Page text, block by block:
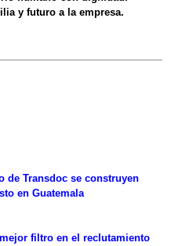
y futuro a la empresa.
de Transdoc se construyen
en Guatemala
filtro en el reclutamiento